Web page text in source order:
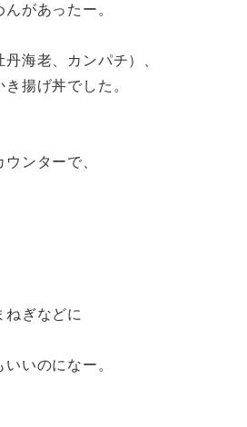
があったー。
海老、カンパチ）、
揚げ丼でした。
ンターで、
ねぎなどに
いのになー。